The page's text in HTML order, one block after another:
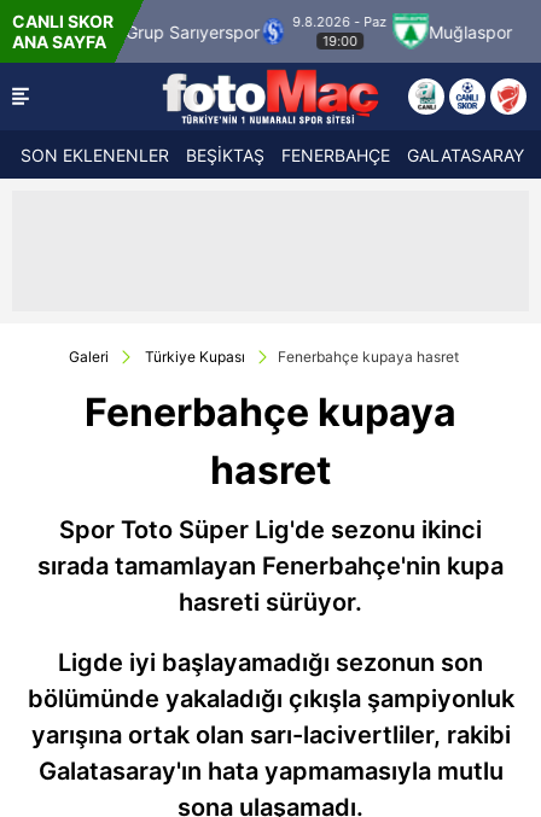
CANLI SKOR
ANA SAYFA
Grup Sarıyerspor
9.8.2026 - Paz
19:00
Muğlaspor Vanspor
SON EKLENENLER BEŞİKTAŞ FENERBAHÇE GALATASARAY
Galeri Türkiye Kupası Fenerbahçe kupaya hasret
Fenerbahçe kupaya
hasret
Spor Toto Süper Lig'de sezonu ikinci
sırada tamamlayan Fenerbahçe'nin kupa
hasreti sürüyor.
Ligde iyi başlayamadığı sezonun son
bölümünde yakaladığı çıkışla şampiyonluk
yarışına ortak olan sarı-lacivertliler, rakibi
Galatasaray'ın hata yapmamasıyla mutlu
sona ulaşamadı.